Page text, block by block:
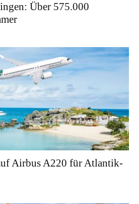
Über 575.000
Airbus A220 für Atlantik-